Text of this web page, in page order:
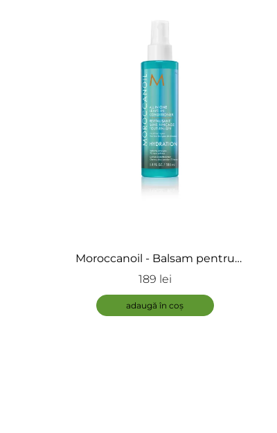
Moroccanoil - Balsam pentru
toate tipurile de par - All In One
189 lei
adaugă în coș